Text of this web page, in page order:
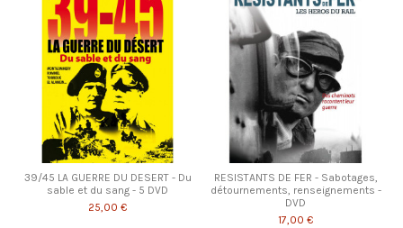
39/45 LA GUERRE DU DESERT - Du
sable et du sang - 5 DVD
25,00 €
RESISTANTS DE FER - Sabotages,
détournements, renseignements -
DVD
17,00 €